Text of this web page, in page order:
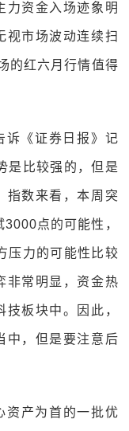
力资金入场迹象明
视市场波动连续扫
的红六月行情值得
诉《证券日报》记
是比较强的，但是
指数来看，本周突
点的可能性，
压力的可能性比较
非常明显，资金热
板块中。因此，
中，但是要注意后
资产为首的一批优